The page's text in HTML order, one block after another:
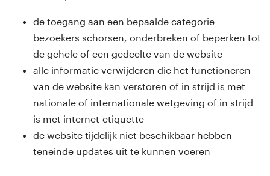
de toegang aan een bepaalde categorie
bezoekers schorsen, onderbreken of beperken tot
de gehele of een gedeelte van de website
alle informatie verwijderen die het functioneren
van de website kan verstoren of in strijd is met
nationale of internationale wetgeving of in strijd
is met internet-etiquette
de website tijdelijk niet beschikbaar hebben
teneinde updates uit te kunnen voeren